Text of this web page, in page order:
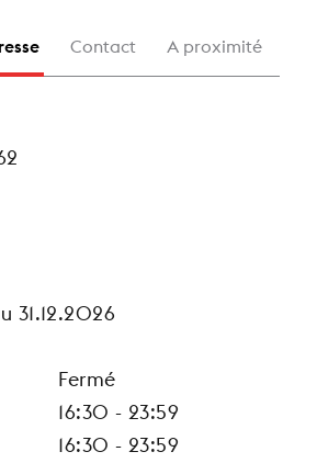
Contact A proximité
31.12.2026
Fermé
16:30 - 23:59
16:30 - 23:59